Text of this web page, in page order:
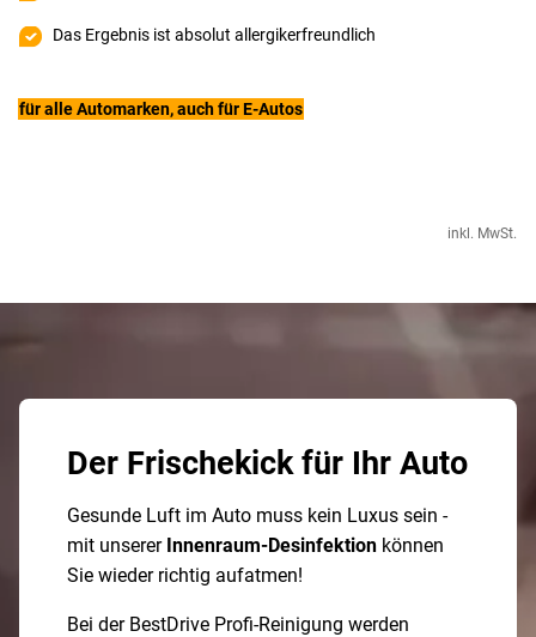
Das Ergebnis ist absolut allergikerfreundlich
für alle Automarken, auch für E-Autos
inkl. MwSt.
Der Frischekick für Ihr Auto
Gesunde Luft im Auto muss kein Luxus sein -
mit unserer Innenraum-Desinfektion können
Sie wieder richtig aufatmen!
Bei der BestDrive Profi-Reinigung werden